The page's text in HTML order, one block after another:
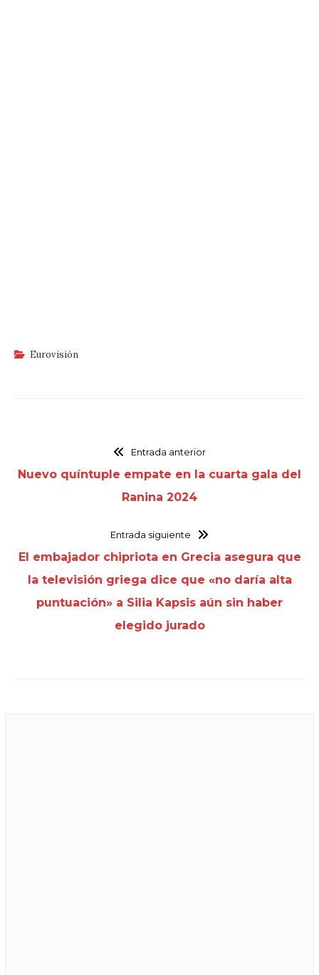
Eurovisión
Entrada anterior
Nuevo quíntuple empate en la cuarta gala del
Ranina 2024
Entrada siguiente
El embajador chipriota en Grecia asegura que
la televisión griega dice que «no daría alta
puntuación» a Silia Kapsis aún sin haber
elegido jurado